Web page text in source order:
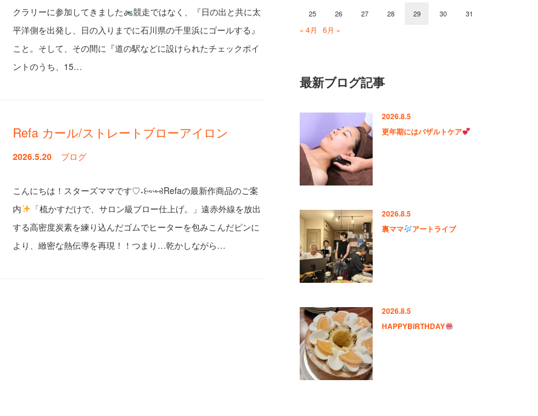
クラリーに参加してきました
競走ではなく、『日の出と共に太
平洋側を出発し、日の入りまでに石川県の千里浜にゴールする』
こと。そして、その間に『道の駅などに設けられたチェックポイ
ントのうち、15…
Refa カール/ストレートブローアイロン
2026.5.20 ブログ
こんにちは！スターズママです♡⁠˖⁠꒰⁠ᵕ⁠༚⁠ᵕ⁠⑅⁠꒱Refaの最新作商品のご案
内
「梳かすだけで、サロン級ブロー仕上げ。」遠赤外線を放出
する高密度炭素を練り込んだゴムでヒーターを包みこんだピンに
より、緻密な熱伝導を再現！！つまり…乾かしながら…
25 26 27 28 29 30 31
« 4月 6月 »
最新ブログ記事
2026.8.5
更年期にはバザルトケア
2026.8.5
裏ママ
アートライブ
2026.8.5
HAPPYBIRTHDAY